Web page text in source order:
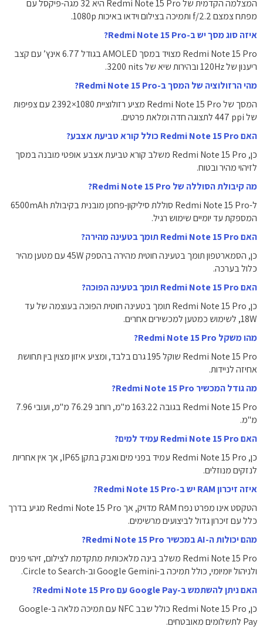
המצלמה הקדמית של Redmi Note 15 Pro היא 32 מגה-פיקסל עם
מפתח צמצם ‎f/2.2‎ ותמיכה בצילום וידאו באיכות ‎1080p‎.
איזה סוג מסך יש ב-Redmi Note 15 Pro?
Redmi Note 15 Pro מצויד במסך AMOLED בגודל ‎6.77‎ אינץ’ עם קצב
ריענון של ‎120Hz‎ ובהירות שיא של ‎3200‎ nits‎.
מהי הרזולוציה של המסך ב-Redmi Note 15 Pro?
המסך של Redmi Note 15 Pro מציע רזולוציית ‎2392×1080‎ עם צפיפות
של ‎447 ppi‎ לתצוגה חדה ומלאת פרטים.
האם Redmi Note 15 Pro כולל קורא טביעת אצבע?
כן, Redmi Note 15 Pro משלב קורא טביעת אצבע אופטי מובנה במסך
לזיהוי מהיר ובטוח.
מה קיבולת הסוללה של Redmi Note 15 Pro?
ל-Redmi Note 15 Pro סוללת סיליקון-פחמן מובנית בקיבולת ‎6500mAh‎
המספקת עד יומיים שימוש רגיל.
האם Redmi Note 15 Pro תומך בטעינה מהירה?
כן, הסמארטפון תומך בטעינה חוטית מהירה בהספק ‎45W‎ עם מטען מהיר
כלול בערכה.
האם Redmi Note 15 Pro תומך בטעינה הפוכה?
כן, Redmi Note 15 Pro תומך בטעינה חוטית הפוכה בעוצמה של עד
‎18W‎, לשימוש כמטען למכשירים אחרים.
מהו משקל Redmi Note 15 Pro?
Redmi Note 15 Pro שוקל ‎195‎ גרם בלבד, ומציע איזון מצוין בין תחושת
אחיזה לניידות.
מה גודל המכשיר Redmi Note 15 Pro?
Redmi Note 15 Pro בגובה ‎163.22‎ מ"מ, רוחב ‎76.29‎ מ"מ, ועובי ‎7.96‎
מ"מ.
האם Redmi Note 15 Pro עמיד למים?
כן, Redmi Note 15 Pro עמיד בפני מים ואבק בתקן ‎IP65‎, אך אין אחריות
לנזקים מנוזלים.
איזה זיכרון RAM יש ב-Redmi Note 15 Pro?
הטקסט אינו מפרט נפח RAM מדויק, אך Redmi Note 15 Pro מגיע בדרך
כלל עם זיכרון גדול לביצועים מרשימים.
מהם יכולות ה-AI במכשיר Redmi Note 15 Pro?
Redmi Note 15 Pro משלב בינה מלאכותית מתקדמת לצילום, זיהוי פנים
ולניהול יומיומי, כולל תמיכה ב-Google Gemini וב-Circle to Search.
האם ניתן להשתמש ב-Google Pay עם Redmi Note 15 Pro?
כן, Redmi Note 15 Pro כולל שבב NFC עם תמיכה מלאה ב-Google
Pay לתשלומים מאובטחים.